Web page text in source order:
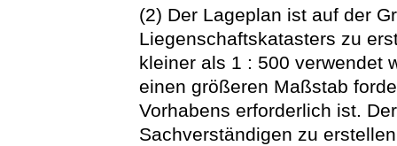
(2) Der Lageplan ist auf der
Liegenschaftskatasters zu
kleiner als 1 : 500 verwendet
einen größeren Maßstab
Vorhabens erforderlich ist.
Sachverständigen zu